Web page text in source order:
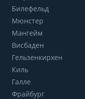
Билефельд
Мюнстер
Мангейм
Висбаден
Гельзенкирхен
Киль
Галле
Фрайбург